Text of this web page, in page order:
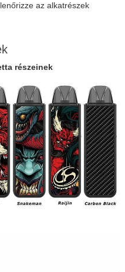
az alkatrészek
részeinek